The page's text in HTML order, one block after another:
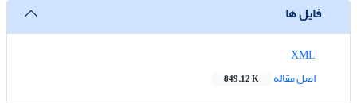
فایل ها
اصل مقاله
849.12 K